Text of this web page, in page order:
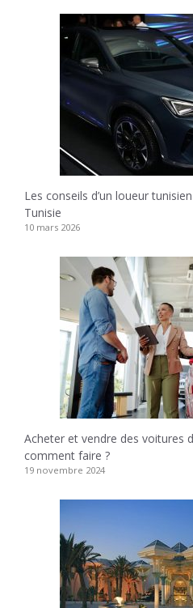
Les conseils d’un loueur
Tunisie
10 mars 2026
Acheter et vendre des voitures
comment faire ?
19 novembre 2024